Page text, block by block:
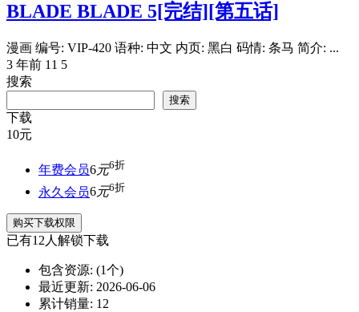
BLADE BLADE 5[完结][第五话]
漫画 编号: VIP-420 语种: 中文 内页: 黑白 码情: 条马 简介: ...
3 年前 11 5
搜索
搜索
下载
10元
年费会员6元6折
永久会员6元6折
购买下载权限
已有12人解锁下载
包含资源: (1个)
最近更新: 2026-06-06
累计销量: 12